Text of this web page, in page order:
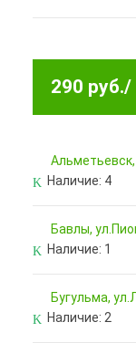
290 руб./
Наличие: 4
Бавлы,
Наличие: 1
Бугульма,
Наличие: 2